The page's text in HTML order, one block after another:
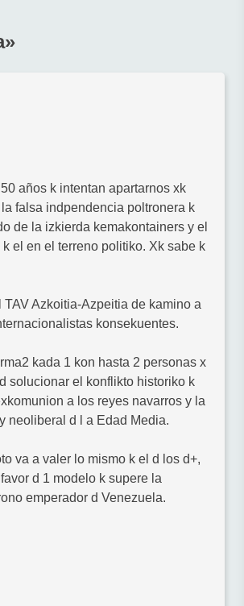
»
años k intentan apartarnos xk
falsa indpendencia poltronera k
de la izkierda kemakontainers y el
el en el terreno politiko. Xk sabe k
Azkoitia-Azpeitia de kamino a
konsekuentes.
kada 1 kon hasta 2 personas x
solucionar el konflikto historiko k
a los reyes navarros y la
neoliberal d l a Edad Media.
va a valer lo mismo k el d los d+,
d 1 modelo k supere la
emperador d Venezuela.